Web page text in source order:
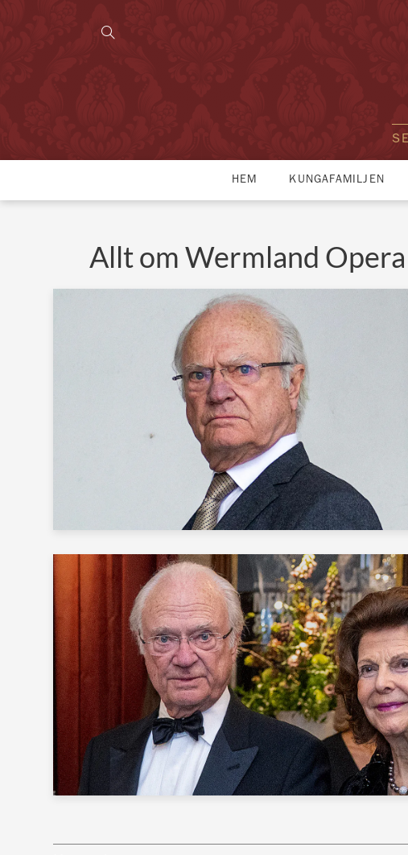
HEM KUNGAFAMILJEN
Allt om Wermland Opera